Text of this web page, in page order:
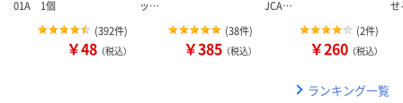
01A 1個
(392件)
￥48 （税込）
ッ…
(38件)
￥385 （税込）
JCA…
(2件)
￥260 （税込）
ランキング一覧